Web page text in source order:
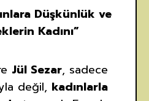
Düşkünlük ve
Kadını”
Jül Sezar, sadece
değil, kadınlarla